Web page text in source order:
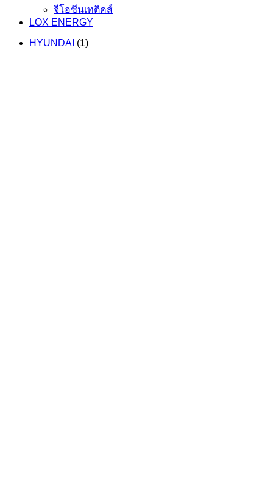
จีโอซีนเทติคส์
LOX ENERGY
HYUNDAI (1)